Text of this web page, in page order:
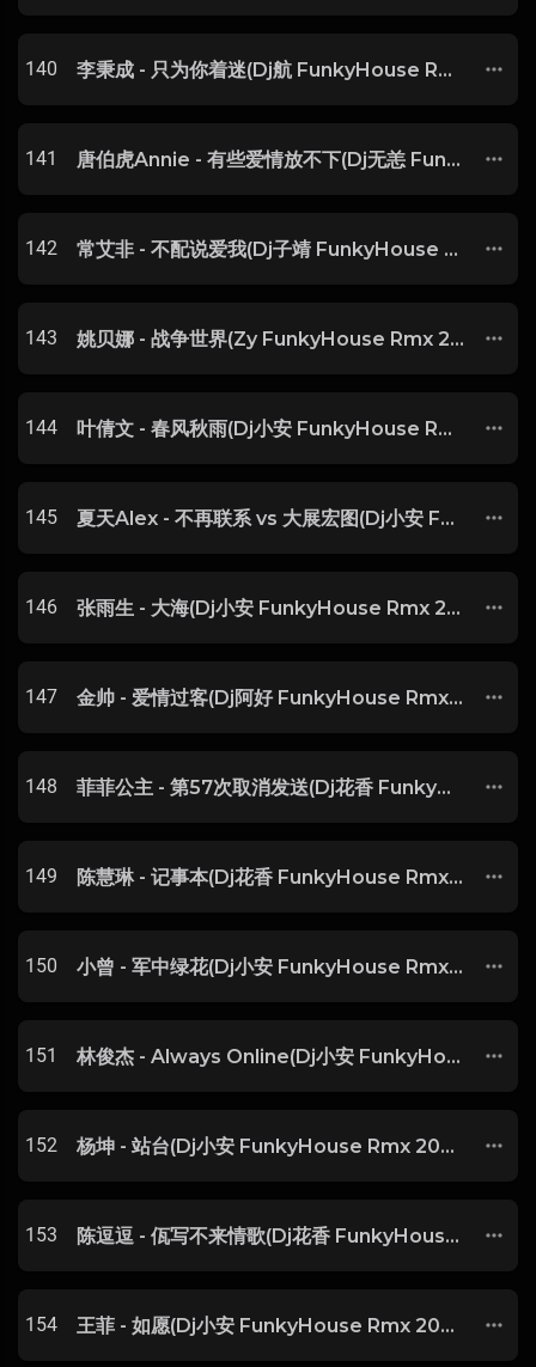
140 李秉成 - 只为你着迷(Dj航 FunkyHouse Rmx 2025)
141 唐伯虎Annie - 有些爱情放不下(Dj无恙 FunkyHouse Rmx 2025) -
142 常艾非 - 不配说爱我(Dj子靖 FunkyHouse Rmx 2025) -
143 姚贝娜 - 战争世界(Zy FunkyHouse Rmx 2025) -
144 叶倩文 - 春风秋雨(Dj小安 FunkyHouse Rmx 2025 粤语) -
145 夏天Alex - 不再联系 vs 大展宏图(Dj小安 FunkyHouse Rmx 2025) -
146 张雨生 - 大海(Dj小安 FunkyHouse Rmx 2025) -
147 金帅 - 爱情过客(Dj阿好 FunkyHouse Rmx 2025) -
148 菲菲公主 - 第57次取消发送(Dj花香 FunkyHouse Rmx 2025 v2) -
149 陈慧琳 - 记事本(Dj花香 FunkyHouse Rmx 2025) -
150 小曾 - 军中绿花(Dj小安 FunkyHouse Rmx 2025) -
151 林俊杰 - Always Online(Dj小安 FunkyHouse Rmx 2025) -
152 杨坤 - 站台(Dj小安 FunkyHouse Rmx 2025) -
153 陈逗逗 - 佤写不来情歌(Dj花香 FunkyHouse Rmx 2025)
154 王菲 - 如愿(Dj小安 FunkyHouse Rmx 2025) -